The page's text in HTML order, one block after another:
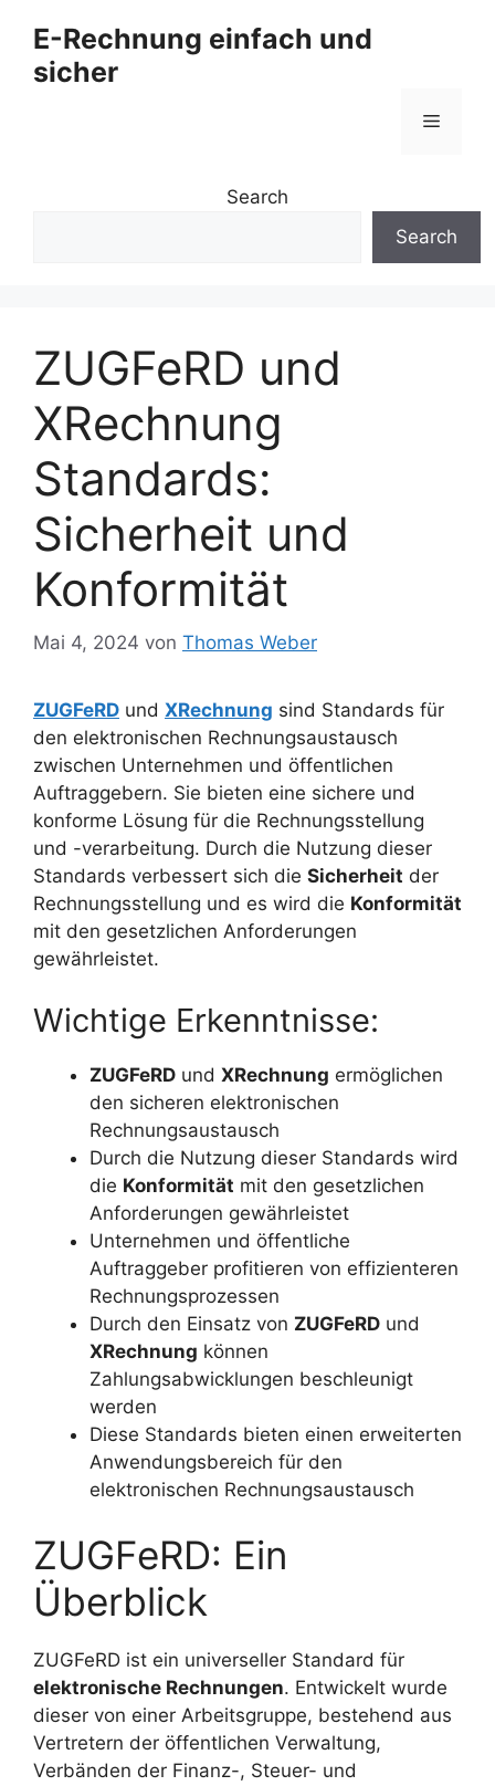
Inhalt
springen
E-Rechnung einfach und
sicher
Menü
Search
Search
ZUGFeRD und
XRechnung
Standards:
Sicherheit und
Konformität
Mai 4, 2024 von Thomas Weber
ZUGFeRD und XRechnung sind Standards für
den elektronischen Rechnungsaustausch
zwischen Unternehmen und öffentlichen
Auftraggebern. Sie bieten eine sichere und
konforme Lösung für die Rechnungsstellung
und -verarbeitung. Durch die Nutzung dieser
Standards verbessert sich die Sicherheit der
Rechnungsstellung und es wird die Konformität
mit den gesetzlichen Anforderungen
gewährleistet.
Wichtige Erkenntnisse:
ZUGFeRD und XRechnung ermöglichen
den sicheren elektronischen
Rechnungsaustausch
Durch die Nutzung dieser Standards wird
die Konformität mit den gesetzlichen
Anforderungen gewährleistet
Unternehmen und öffentliche
Auftraggeber profitieren von effizienteren
Rechnungsprozessen
Durch den Einsatz von ZUGFeRD und
XRechnung können
Zahlungsabwicklungen beschleunigt
werden
Diese Standards bieten einen erweiterten
Anwendungsbereich für den
elektronischen Rechnungsaustausch
ZUGFeRD: Ein
Überblick
ZUGFeRD ist ein universeller Standard für
elektronische Rechnungen. Entwickelt wurde
dieser von einer Arbeitsgruppe, bestehend aus
Vertretern der öffentlichen Verwaltung,
Verbänden der Finanz-, Steuer- und